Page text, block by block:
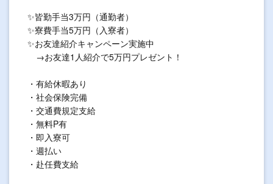
✨皆勤手当3万円（通勤者）
✨寮費手当5万円（入寮者）
✨お友達紹介キャンペーン実施中
→お友達1人紹介で5万円プレゼント！
・有給休暇あり
・社会保険完備
・交通費規定支給
・無料P有
・即入寮可
・週払い
・赴任費支給